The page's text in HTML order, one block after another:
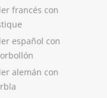
francés con
español con
alemán con